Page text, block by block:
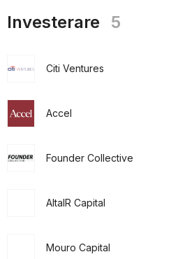
Investerare 5
Citi Ventures
Accel
Founder Collective
AltaIR Capital
Mouro Capital